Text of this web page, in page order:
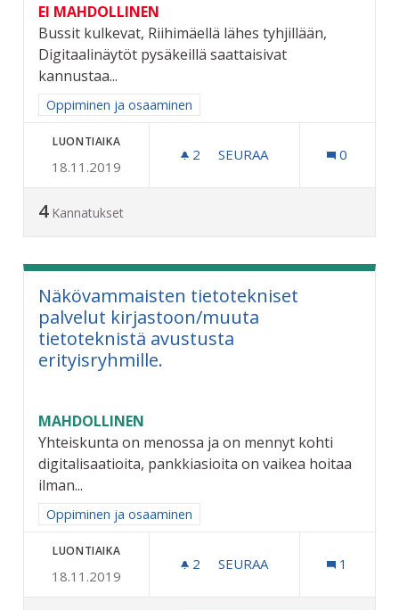
EI MAHDOLLINEN
Bussit kulkevat, Riihimäellä lähes tyhjillään,
Digitaalinäytöt pysäkeillä saattaisivat
kannustaa...
Rajaa tulokset aihepiirin mukaan: Oppiminen ja osaaminen
Oppiminen ja osaaminen
LUONTIAIKA
18.11.2019
2 2 SEURAAJAA
SEURAA 0
4 Kannatukset
Näkövammaisten tietotekniset
palvelut kirjastoon/muuta
tietoteknistä avustusta
erityisryhmille.
MAHDOLLINEN
Yhteiskunta on menossa ja on mennyt kohti
digitalisaatioita, pankkiasioita on vaikea hoitaa
ilman...
Rajaa tulokset aihepiirin mukaan: Oppiminen ja osaaminen
Oppiminen ja osaaminen
LUONTIAIKA
18.11.2019
2 2 SEURAAJAA
SEURAA 1